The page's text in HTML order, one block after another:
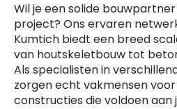
Wil je een solide
project? Ons ervaren
Kumtich biedt een breed
van houtskeletbouw tot
Als specialisten in
zorgen echt vakmensen
constructies die voldoen aan